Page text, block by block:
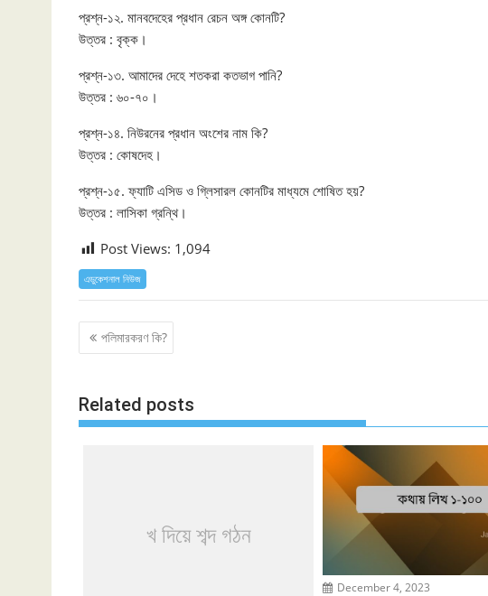
প্রশ্ন-১২. মানবদেহের প্রধান রেচন অঙ্গ কোনটি?
উত্তর : বৃক্ক।
প্রশ্ন-১৩. আমাদের দেহে শতকরা কতভাগ পানি?
উত্তর : ৬০-৭০।
প্রশ্ন-১৪. নিউরনের প্রধান অংশের নাম কি?
উত্তর : কোষদেহ।
প্রশ্ন-১৫. ফ্যাটি এসিড ও গ্লিসারল কোনটির মাধ্যমে শোষিত হয়?
উত্তর : লাসিকা গ্রন্থি।
Post Views: 1,094
এডুকেশনাল নিউজ
Post
navigation
পলিমারকরণ কি?
Related posts
খ দিয়ে শব্দ গঠন
December 4, 2023